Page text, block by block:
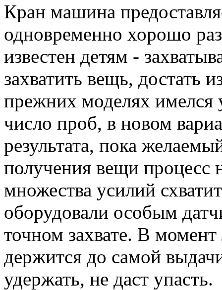
Кран машина
одновременно хорошо
известен детям -
захватить вещь, достать
прежних моделях имелся
число проб, в новом
результата, пока
получения вещи процесс
множества усилий
оборудовали особым
точном захвате. В
держится до самой
удержать, не даст упасть.